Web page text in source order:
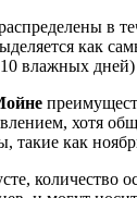
в
как
влажных дней)
хотя
такие как
количество